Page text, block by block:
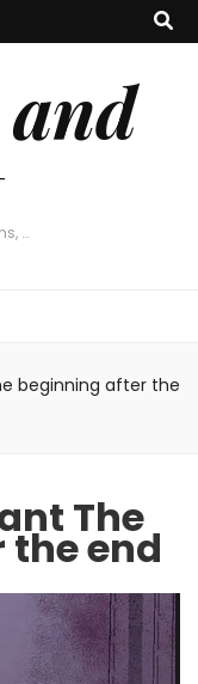
…
beginning after the
The
end